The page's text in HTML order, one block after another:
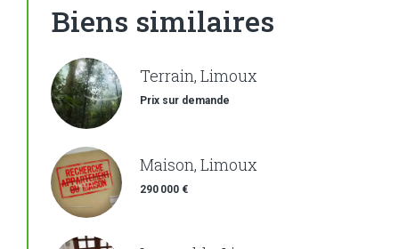
Biens similaires
Terrain, Limoux
Prix sur demande
Maison, Limoux
290 000 €